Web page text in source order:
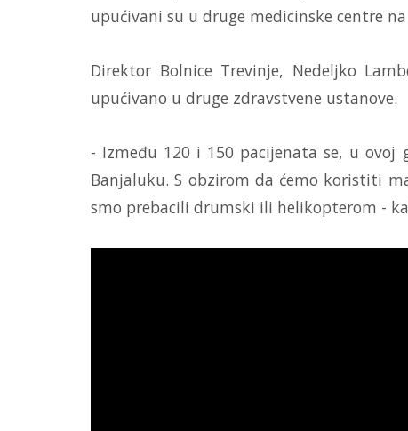
upućivani su u druge medicinske centre
Direktor Bolnice Trevinje, Nedeljko
upućivano u druge zdravstvene ustanove.
- Između 120 i 150 pacijenata se, u
Banjaluku. S obzirom da ćemo koristiti
smo prebacili drumski ili helikopterom -